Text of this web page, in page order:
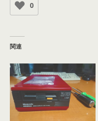
0
関連